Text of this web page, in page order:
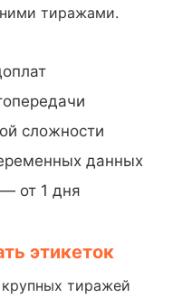
тиражами.
сложности
данных
от 1 дня
этикеток
тиражей